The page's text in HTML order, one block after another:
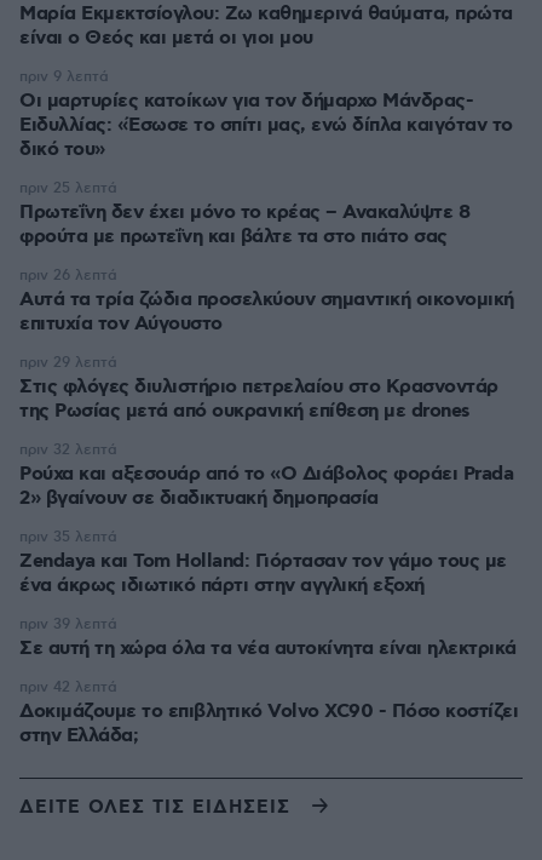
Μαρία Εκμεκτσίογλου: Ζω καθημερινά θαύματα, πρώτα
είναι ο Θεός και μετά οι γιοι μου
Οι μαρτυρίες κατοίκων για τον δήμαρχο Μάνδρας-
Ειδυλλίας: «Έσωσε το σπίτι μας, ενώ δίπλα καιγόταν το
δικό του»
πριν 9 λεπτά
Πρωτεΐνη δεν έχει μόνο το κρέας – Ανακαλύψτε 8
φρούτα με πρωτεΐνη και βάλτε τα στο πιάτο σας
πριν 25 λεπτά
Αυτά τα τρία ζώδια προσελκύουν σημαντική οικονομική
επιτυχία τον Αύγουστο
πριν 26 λεπτά
Στις φλόγες διυλιστήριο πετρελαίου στο Κρασνοντάρ
της Ρωσίας μετά από ουκρανική επίθεση με drones
πριν 29 λεπτά
Ρούχα και αξεσουάρ από το «Ο Διάβολος φοράει Prada
2» βγαίνουν σε διαδικτυακή δημοπρασία
πριν 32 λεπτά
Zendaya και Tom Holland: Γιόρτασαν τον γάμο τους με
ένα άκρως ιδιωτικό πάρτι στην αγγλική εξοχή
πριν 35 λεπτά
Σε αυτή τη χώρα όλα τα νέα αυτοκίνητα είναι ηλεκτρικά
πριν 39 λεπτά
Δοκιμάζουμε το επιβλητικό Volvo XC90 - Πόσο κοστίζει
στην Ελλάδα;
πριν 42 λεπτά
ΔΕΙΤΕ ΟΛΕΣ ΤΙΣ ΕΙΔΗΣΕΙΣ